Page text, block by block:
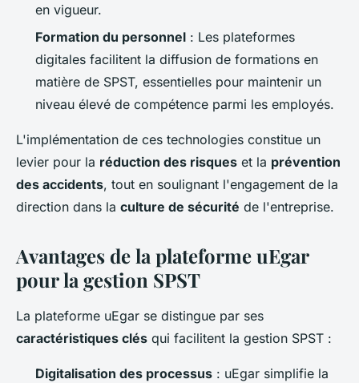
en vigueur.
Formation du personnel : Les plateformes
digitales facilitent la diffusion de formations en
matière de SPST, essentielles pour maintenir un
niveau élevé de compétence parmi les employés.
L'implémentation de ces technologies constitue un
levier pour la réduction des risques et la prévention
des accidents, tout en soulignant l'engagement de la
direction dans la culture de sécurité de l'entreprise.
Avantages de la plateforme uEgar
pour la gestion SPST
La plateforme uEgar se distingue par ses
caractéristiques clés qui facilitent la gestion SPST :
Digitalisation des processus : uEgar simplifie la